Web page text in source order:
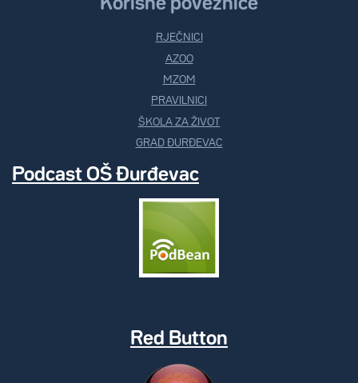
Korisne poveznice
RJEČNICI
AZOO
MZOM
PRAVILNICI
ŠKOLA ZA ŽIVOT
GRAD ĐURĐEVAC
Podcast OŠ Đurđevac
Red Button